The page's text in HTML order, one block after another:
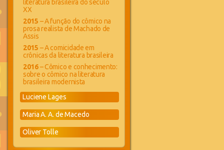
literatura brasileira do século
XX
2015 – A função do cômico na
prosa realista de Machado de
Assis
2015 – A comicidade em
crônicas da literatura brasileira
2016– Cômico e conhecimento:
sobre o cômico na literatura
brasileira modernista
Luciene Lages
Maria A. A. de Macedo
Oliver Tolle